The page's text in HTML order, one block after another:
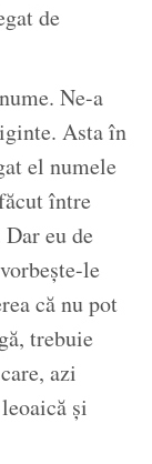
de
Ne-a
Asta în
el numele
între
eu de
le
că nu pot
trebuie
azi
şi